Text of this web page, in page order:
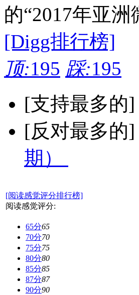
的“2017年亚
[Digg排行榜]
顶:195 踩:195
[支持最多的]
[反对最多的]
期）
[阅读感觉评分排行榜]
阅读感觉评分:
65分65
70分70
75分75
80分80
85分85
87分87
90分90